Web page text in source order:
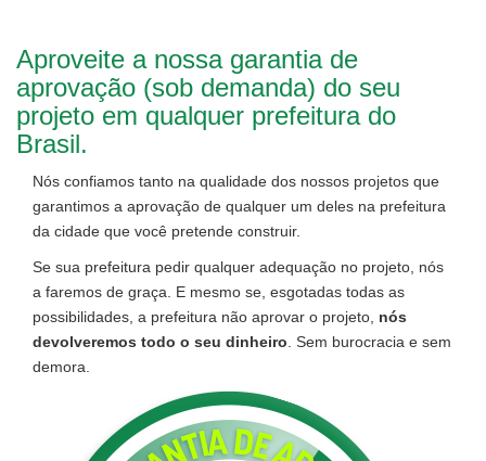
Aproveite a nossa garantia de
aprovação (sob demanda) do seu
projeto em qualquer prefeitura do
Brasil.
Nós confiamos tanto na qualidade dos nossos projetos que
garantimos a aprovação de qualquer um deles na prefeitura
da cidade que você pretende construir.
Se sua prefeitura pedir qualquer adequação no projeto, nós
a faremos de graça. E mesmo se, esgotadas todas as
possibilidades, a prefeitura não aprovar o projeto, nós
devolveremos todo o seu dinheiro. Sem burocracia e sem
demora.